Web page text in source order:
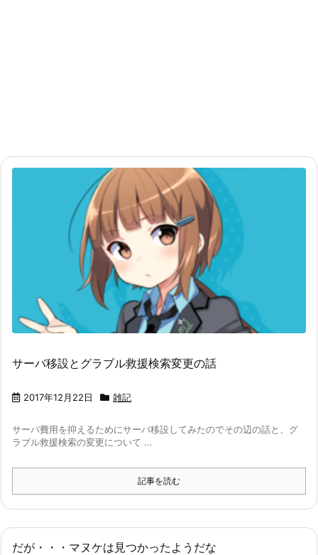
サーバ移設とグラブル救援検索変更の話
2017年12月22日 雑記
サーバ費用を抑えるためにサーバ移設してみたのでその辺の話と、グ
ラブル救援検索の変更について ...
記事を読む
だが・・・マヌケは見つかったようだな